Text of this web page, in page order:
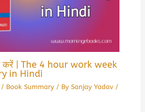
करें | The 4 hour work week
in Hindi
/ Book Summary/ By Sanjay Yadav /